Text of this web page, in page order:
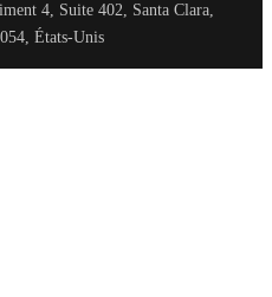
4, Suite 402, Santa Clara,
États-Unis